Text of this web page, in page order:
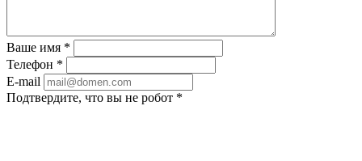
Ваше имя *
Телефон *
E-mail
Подтвердите, что вы не робот *